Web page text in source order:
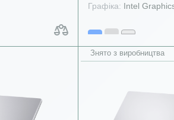
Графіка: Intel
Знято з виробництва